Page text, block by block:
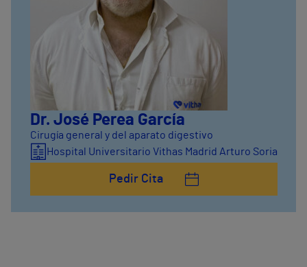
Dr. José Perea García
Cirugía general y del aparato digestivo
Hospital Universitario Vithas Madrid Arturo Soria
Pedir Cita